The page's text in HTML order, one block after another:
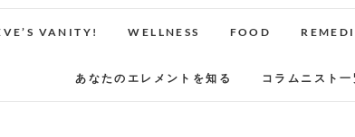
VANITY! WELLNESS FOOD
あなたのエレメントを知る コラムニスト一